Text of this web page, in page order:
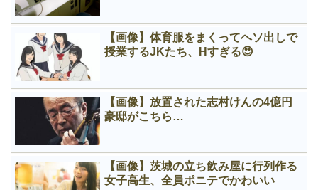
【画像】体育服をまくってヘソ出しで
授業するJKたち、Нすぎる😍
【画像】放置された志村けんの4億円
豪邸がこちら…
【画像】茨城の立ち飲み屋に行列作る
女子高生、全員ポニテでかわいい